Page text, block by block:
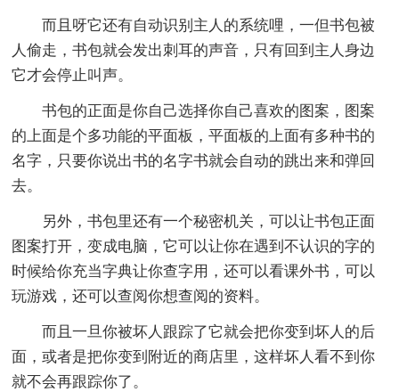
而且呀它还有自动识别主人的系统哩，一但书包被
人偷走，书包就会发出刺耳的声音，只有回到主人身边
它才会停止叫声。
书包的正面是你自己选择你自己喜欢的图案，图案
的上面是个多功能的平面板，平面板的上面有多种书的
名字，只要你说出书的名字书就会自动的跳出来和弹回
去。
另外，书包里还有一个秘密机关，可以让书包正面
图案打开，变成电脑，它可以让你在遇到不认识的字的
时候给你充当字典让你查字用，还可以看课外书，可以
玩游戏，还可以查阅你想查阅的资料。
而且一旦你被坏人跟踪了它就会把你变到坏人的后
面，或者是把你变到附近的商店里，这样坏人看不到你
就不会再跟踪你了。